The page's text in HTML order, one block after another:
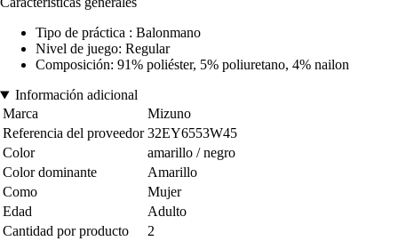
Tipo de práctica : Balonmano
Nivel de juego: Regular
Composición: 91% poliéster, 5% poliuretano, 4% nailon
Información adicional
Marca
Mizuno
Referencia del proveedor 32EY6553W45
Color
amarillo / negro
Color dominante
Amarillo
Como
Mujer
Edad
Adulto
Cantidad por producto
2